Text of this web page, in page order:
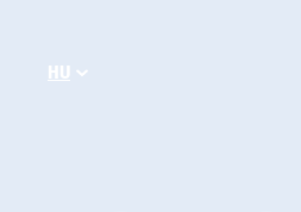
tartalomhoz
HU